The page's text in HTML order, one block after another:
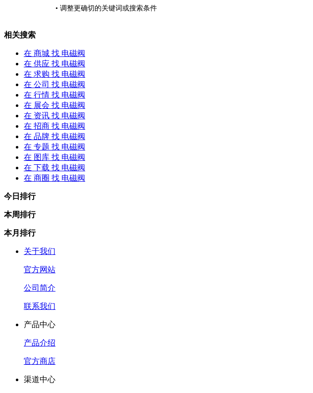
• 调整更确切的关键词或搜索条件
相关搜索
在 商城 找 电磁阀
在 供应 找 电磁阀
在 求购 找 电磁阀
在 公司 找 电磁阀
在 行情 找 电磁阀
在 展会 找 电磁阀
在 资讯 找 电磁阀
在 招商 找 电磁阀
在 品牌 找 电磁阀
在 专题 找 电磁阀
在 图库 找 电磁阀
在 下载 找 电磁阀
在 商圈 找 电磁阀
今日排行
本周排行
本月排行
关于我们
官方网站
公司简介
联系我们
产品中心
产品介绍
官方商店
渠道中心